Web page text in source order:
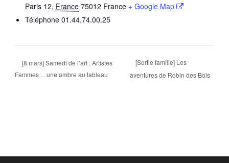
Paris 12, France 75012 France + Google Map
Téléphone 01.44.74.00.25
[8 mars] Samedi de l’art : Artistes
Femmes… une ombre au tableau
[Sortie famille] Les
aventures de Robin des Bois